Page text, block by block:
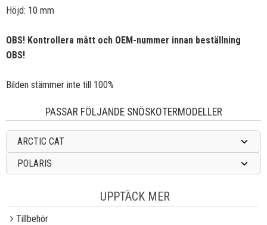
Höjd: 10 mm
OBS! Kontrollera mått och OEM-nummer innan beställning
OBS!
Bilden stämmer inte till 100%
PASSAR FÖLJANDE SNÖSKOTERMODELLER
ARCTIC CAT
POLARIS
UPPTÄCK MER
Tillbehör